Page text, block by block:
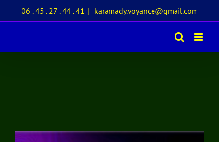
Passer
au
06 . 45 . 27 . 44 . 41 | karamady.voyance@gmail.com